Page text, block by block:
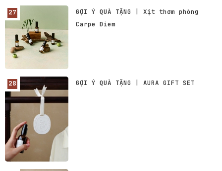
GỢI Ý QUÀ TẶNG | Xịt thơm phòng
Carpe Diem
GỢI Ý QUÀ TẶNG | AURA GIFT SET